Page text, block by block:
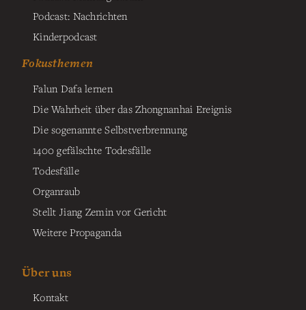
Podcast: Nachrichten
Kinderpodcast
Fokusthemen
Falun Dafa lernen
Die Wahrheit über das Zhongnanhai Ereignis
Die sogenannte Selbstverbrennung
1400 gefälschte Todesfälle
Todesfälle
Organraub
Stellt Jiang Zemin vor Gericht
Weitere Propaganda
Über uns
Kontakt